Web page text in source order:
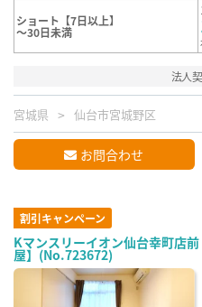
ショート【7日以上】
～30日未満
法人
宮城県 仙台市宮城野区
お問合わせ
割引キャンペーン
Kマンスリーイオン仙台幸町店
屋】(No.723672)